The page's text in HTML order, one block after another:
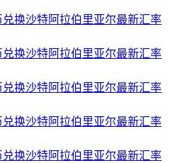
兑换沙特阿拉伯里亚尔最新汇率
兑换沙特阿拉伯里亚尔最新汇率
兑换沙特阿拉伯里亚尔最新汇率
兑换沙特阿拉伯里亚尔最新汇率
兑换沙特阿拉伯里亚尔最新汇率